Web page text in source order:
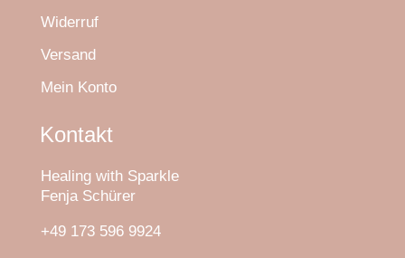
Widerruf
Versand
Mein Konto
Kontakt
Healing with Sparkle
Fenja Schürer
+49 173 596 9924